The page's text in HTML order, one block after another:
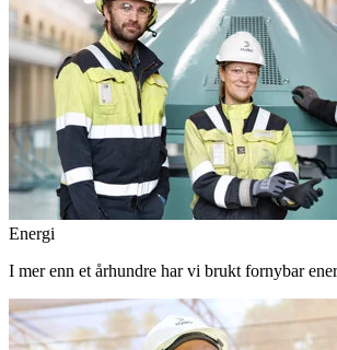
Energi
I mer enn et århundre har vi brukt fornybar